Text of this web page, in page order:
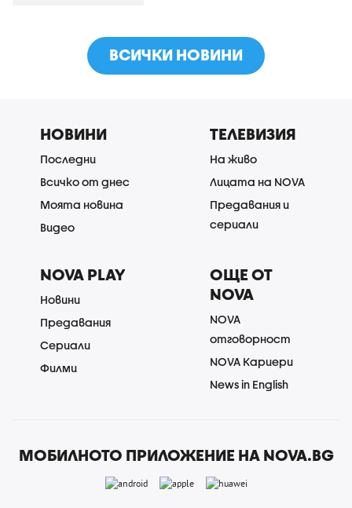
ВСИЧКИ НОВИНИ
НОВИНИ
Последни
Всичко от днес
Моята новина
Видео
ТЕЛЕВИЗИЯ
На живо
Лицата на NOVA
Предавания и
сериали
NOVA PLAY
Новини
Предавания
Сериали
Филми
ОЩЕ ОТ
NOVA
NOVA
отговорност
NOVA Кариери
News in English
МОБИЛНОТО ПРИЛОЖЕНИЕ НА NOVA.BG